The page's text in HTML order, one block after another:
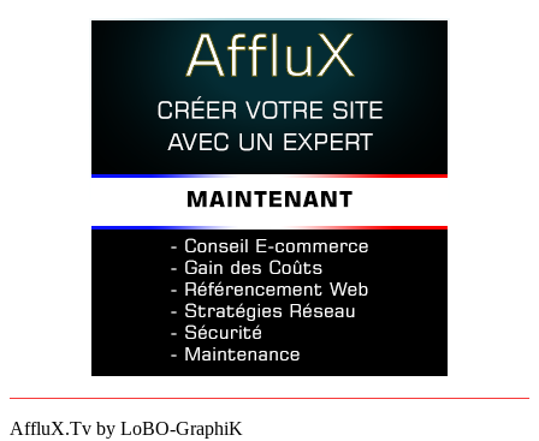
AffluX.Tv by LoBO-GraphiK